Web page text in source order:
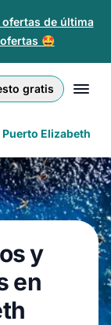
de última
🤩
gratis
Puerto Elizabeth
y
en